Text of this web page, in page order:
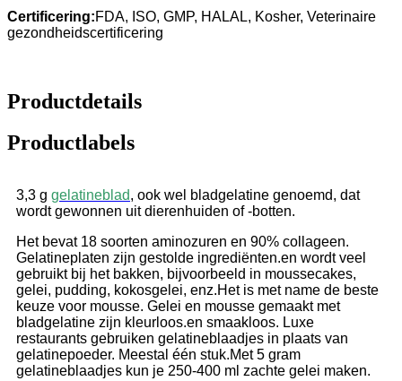
Certificering:FDA, ISO, GMP, HALAL, Kosher, Veterinaire
gezondheidscertificering
Productdetails
Productlabels
3,3 g gelatineblad, ook wel bladgelatine genoemd, dat
wordt gewonnen uit dierenhuiden of -botten.
Het bevat 18 soorten aminozuren en 90% collageen.
Gelatineplaten zijn gestolde ingrediënten.en wordt veel
gebruikt bij het bakken, bijvoorbeeld in moussecakes,
gelei, pudding, kokosgelei, enz.Het is met name de beste
keuze voor mousse. Gelei en mousse gemaakt met
bladgelatine zijn kleurloos.en smaakloos. Luxe
restaurants gebruiken gelatineblaadjes in plaats van
gelatinepoeder. Meestal één stuk.Met 5 gram
gelatineblaadjes kun je 250-400 ml zachte gelei maken.